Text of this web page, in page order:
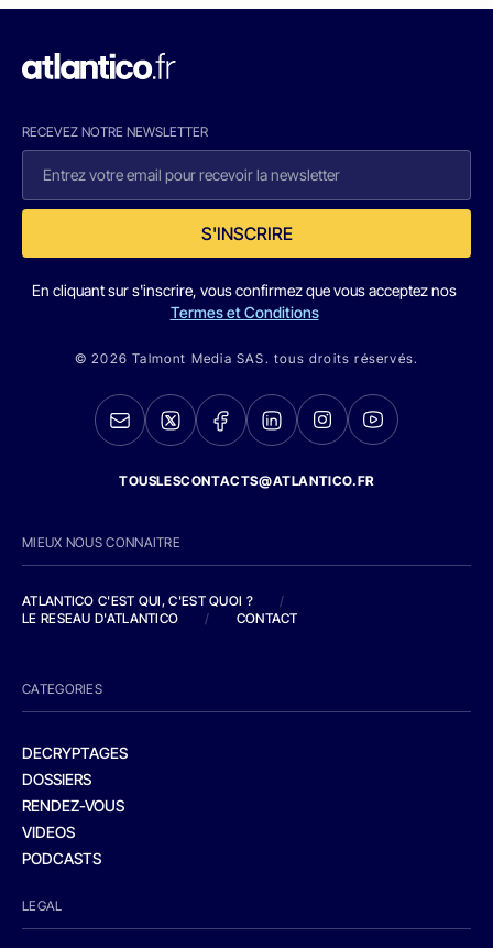
RECEVEZ NOTRE NEWSLETTER
S'INSCRIRE
En cliquant sur s'inscrire, vous confirmez que vous acceptez nos
Termes et Conditions
© 2026 Talmont Media SAS. tous droits réservés.
TOUSLESCONTACTS@ATLANTICO.FR
MIEUX NOUS CONNAITRE
ATLANTICO C'EST QUI, C'EST QUOI ?
/
LE RESEAU D'ATLANTICO
/ CONTACT
CATEGORIES
DECRYPTAGES
DOSSIERS
RENDEZ-VOUS
VIDEOS
PODCASTS
LEGAL